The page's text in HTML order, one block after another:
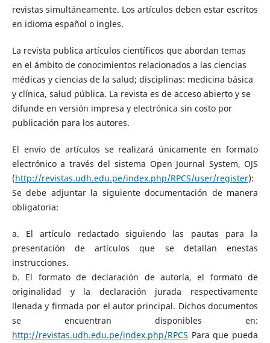
revistas simultáneamente. Los artículos deben estar escritos
en idioma español o ingles.
La revista publica artículos científicos que abordan temas
en el ámbito de conocimientos relacionados a las ciencias
médicas y ciencias de la salud; disciplinas: medicina básica
y clínica, salud pública. La revista es de acceso abierto y se
difunde en versión impresa y electrónica sin costo por
publicación para los autores.
El envío de artículos se realizará únicamente en formato
electrónico a través del sistema Open Journal System, OJS
(http://revistas.udh.edu.pe/index.php/RPCS/user/register):
Se debe adjuntar la siguiente documentación de manera
obligatoria:
a. El artículo redactado siguiendo las pautas para la
presentación de artículos que se detallan enestas
instrucciones.
b. El formato de declaración de autoría, el formato de
originalidad y la declaración jurada respectivamente
llenada y firmada por el autor principal. Dichos documentos
se encuentran disponibles en:
http://revistas.udh.edu.pe/index.php/RPCS Para que pueda